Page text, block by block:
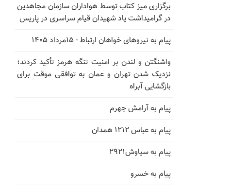
برگزاری میز کتاب توسط هواداران سازمان مجاهدین
در گرامیداشت یاد شهیدان قیام سراسری در پاریس
پیام به نیروهای خواهان ارتباط - ۱۵مرداد ۱۴۰۵
واشنگتن و لندن بر امنیت تنگه هرمز تأکید کردند؛
نزدیک شدن تهران و عمان به توافقی موقت برای
بازگشایی آبراه
پیام به آرامش جهرم
پیام به عباس ۱۲۱۲ همدان
پیام به سیاوش۲۹۲۱
پیام به خسرو